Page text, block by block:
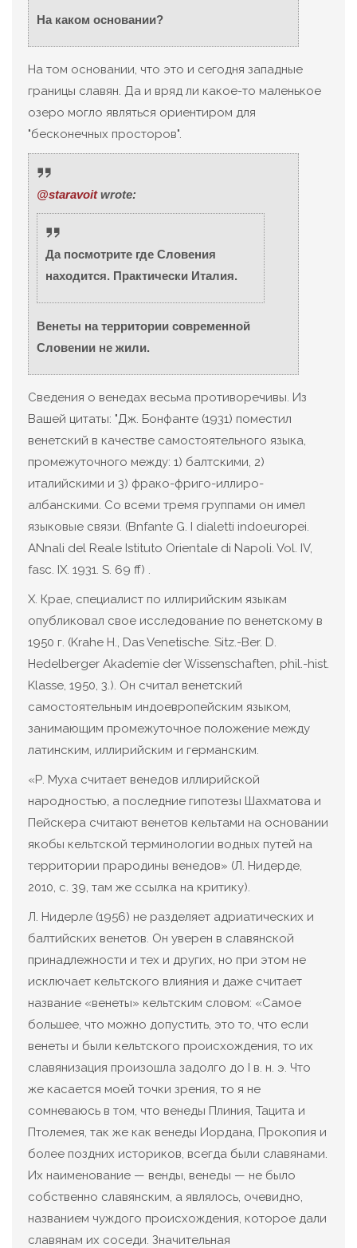
На каком основании?
На том основании, что это и сегодня западные
границы славян. Да и вряд ли какое-то маленькое
озеро могло являться ориентиром для
"бесконечных просторов".
@staravoitwrote:
Да посмотрите где Словения
находится. Практически Италия.
Венеты на территории современной
Словении не жили.
Сведения о венедах весьма противоречивы. Из
Вашей цитаты: "Дж. Бонфанте (1931) поместил
венетский в качестве самостоятельного языка,
промежуточного между: 1) балтскими, 2)
италийскими и 3) фрако-фриго-иллиро-
албанскими. Со всеми тремя группами он имел
языковые связи. (Bnfante G. I dialetti indoeuropei.
ANnali del Reale Istituto Orientale di Napoli. Vol. IV,
fasc. IX. 1931. S. 69 ff) .
Х. Крае, специалист по иллирийским языкам
опубликовал свое исследование по венетскому в
1950 г. (Krahe H., Das Venetische. Sitz.-Ber. D.
Hedelberger Akademie der Wissenschaften, phil.-hist.
Klasse, 1950, 3.). Он считал венетский
самостоятельным индоевропейским языком,
занимающим промежуточное положение между
латинским, иллирийским и германским.
«Р. Муха считает венедов иллирийской
народностью, а последние гипотезы Шахматова и
Пейскера считают венетов кельтами на основании
якобы кельтской терминологии водных путей на
территории прародины венедов» (Л. Нидерде,
2010, с. 39, там же ссылка на критику).
Л. Нидерле (1956) не разделяет адриатических и
балтийских венетов. Он уверен в славянской
принадлежности и тех и других, но при этом не
исключает кельтского влияния и даже считает
название «венеты» кельтским словом: «Самое
большее, что можно допустить, это то, что если
венеты и были кельтского происхождения, то их
славянизация произошла задолго до I в. н. э. Что
же касается моей точки зрения, то я не
сомневаюсь в том, что венеды Плиния, Тацита и
Птолемея, так же как венеды Иордана, Прокопия и
более поздних историков, всегда были славянами.
Их наименование — венды, венеды — не было
собственно славянским, а являлось, очевидно,
названием чуждого происхождения, которое дали
славянам их соседи. Значительная